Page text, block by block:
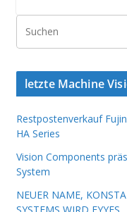
letzte Machine
Restpostenverkauf
HA Series
Vision Components
System
NEUER NAME,
SYSTEMS WIRD EYYES